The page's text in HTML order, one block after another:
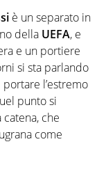
è un separato in
della UEFA, e
e un portiere
si sta parlando
portare l’estremo
punto si
che
come